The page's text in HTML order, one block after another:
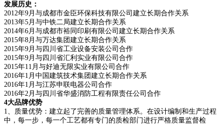
发展历史：
2012年9月与成都市金臣环保科技有限公司建立长期合作关系
2013年5月与中铁二局建立长期合作关系
2014年6月与成都市裕同印刷有限公司建立长期合作关系
2015年8月与万达集团建立长期合作关系
2015年9月与四川省工业设备安装公司合作
2015年9月与四川省汇利实业有限公司合作
2015年11月与好迪无限实业有限公司合作
2016年1月中国建筑技术集团建立长期合作关系
2016年1月与江苏申联电器公司合作
2016年2月与四川省华盛消防工程有限责任公司合作
4大品牌优势
1、质量优势：建立起了完善的质量管理体系。在设计编制和生产过程
中，每一步，每一个工艺都有专门的质检部门进行严格质量监督检